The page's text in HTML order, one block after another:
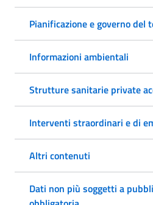
Pianificazione e governo del
Informazioni ambientali
Strutture sanitarie private
Interventi straordinari e di
Altri contenuti
Dati non più soggetti a